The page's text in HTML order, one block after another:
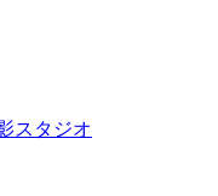
スタジオ